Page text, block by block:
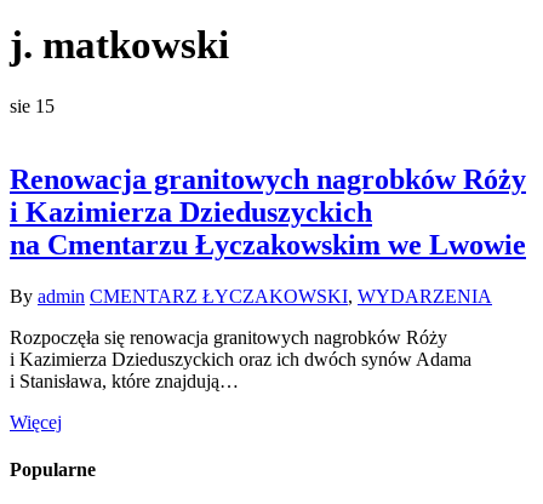
j. matkowski
sie 15
Renowacja granitowych nagrobków Róży
i Kazimierza Dzieduszyckich
na Cmentarzu Łyczakowskim we Lwowie
By admin CMENTARZ ŁYCZAKOWSKI, WYDARZENIA
Rozpoczęła się renowacja granitowych nagrobków Róży
i Kazimierza Dzieduszyckich oraz ich dwóch synów Adama
i Stanisława, które znajdują…
Więcej
Popularne